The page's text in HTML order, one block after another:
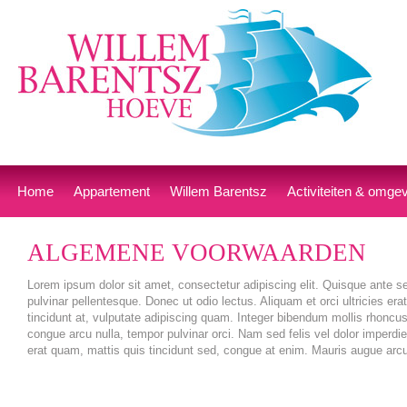
Home Appartement Willem Barentsz Activiteiten &
ALGEMENE VOORWAARDEN
Lorem ipsum dolor sit amet, consectetur adipiscing elit. Quisque ante
pulvinar pellentesque. Donec ut odio lectus. Aliquam et orci ultricies
tincidunt at, vulputate adipiscing quam. Integer bibendum mollis
congue arcu nulla, tempor pulvinar orci. Nam sed felis vel dolor
erat quam, mattis quis tincidunt sed, congue at enim. Mauris augue